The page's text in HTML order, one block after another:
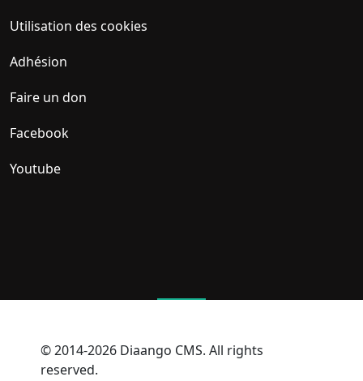
Utilisation des cookies
Adhésion
Faire un don
Facebook
Youtube
© 2014-2026 Diaango CMS. All rights
reserved.